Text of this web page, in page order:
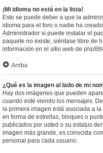
¡Mi idioma no está en la lista!
Esto se puede deber a que la
idioma para el foro o nadie ha
Administrador si puede instalar el
paquete no existe, siéntase libre de
información en el sitio web de phpBB
Arriba
¿Qué es la imagen al lado de mi
Hay dos imágenes que pueden
cuando esté viendo los mensajes.
la primera imagen está asociada a
en forma de estrellas, bloques o
publicados por usted o su estatus
imagen más grande, es conocida
personal para cada usuario.